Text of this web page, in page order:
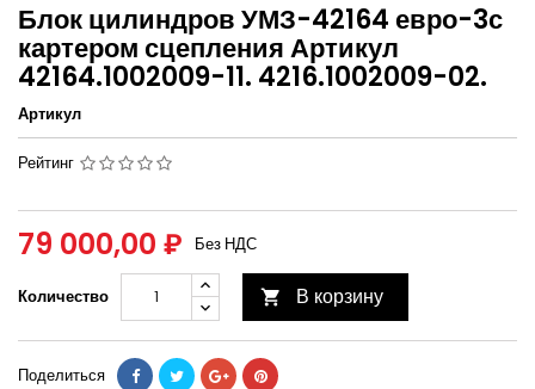
Блок цилиндров УМЗ-42164 евро-3с
картером сцепления Артикул
42164.1002009-11. 4216.1002009-02.
Артикул
Рейтинг
79 000,00 ₽ Без НДС
Количество  В корзину
Поделиться